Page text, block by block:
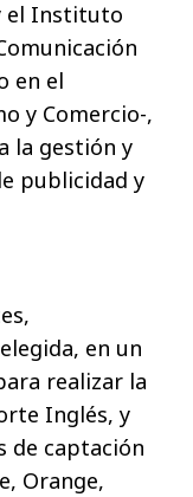
el Instituto
en el
y Comercio-,
la gestión y
publicidad y
en un
realizar la
Inglés, y
de captación
Orange,